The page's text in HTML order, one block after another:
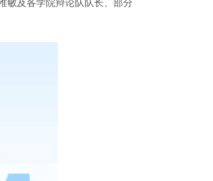
敏及各学院辩论队队长、部分